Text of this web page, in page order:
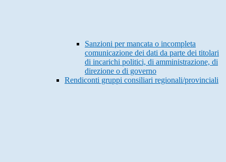
Sanzioni per mancata o incompleta
comunicazione dei dati da parte dei titolari
di incarichi politici, di amministrazione, di
direzione o di governo
Rendiconti gruppi consiliari regionali/provinciali